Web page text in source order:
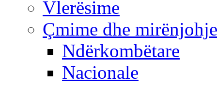
Vlerësime
Çmime dhe mirënjohje
Ndërkombëtare
Nacionale